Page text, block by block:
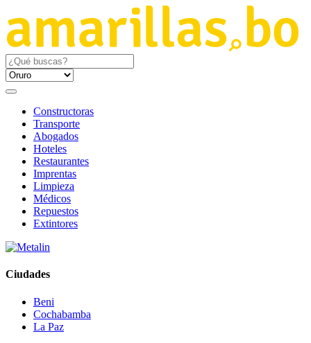
Constructoras
Transporte
Abogados
Hoteles
Restaurantes
Imprentas
Limpieza
Médicos
Repuestos
Extintores
Ciudades
Beni
Cochabamba
La Paz